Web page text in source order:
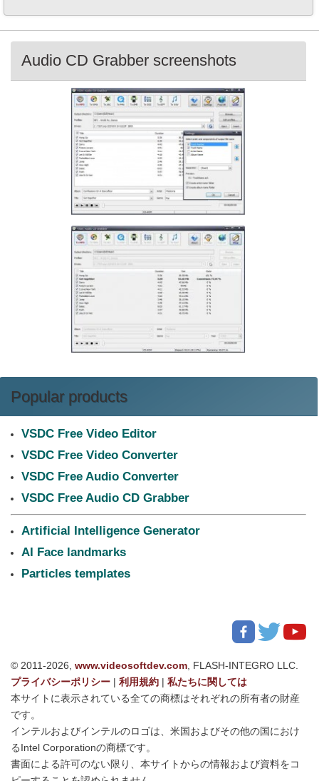
Audio CD Grabber screenshots
Popular products
VSDC Free Video Editor
VSDC Free Video Converter
VSDC Free Audio Converter
VSDC Free Audio CD Grabber
Artificial Intelligence Generator
AI Face landmarks
Particles templates
© 2011-2026, www.videosoftdev.com , FLASH-INTEGRO LLC.
プライバシーポリシー | 利用規約 | 私たちに関しては
本サイトに表示されている全ての商標はそれぞれの所有者の財産
です。
インテルおよびインテルのロゴは、米国およびその他の国におけ
るIntel Corporationの商標です。
書面による許可のない限り、本サイトからの情報および資料をコ